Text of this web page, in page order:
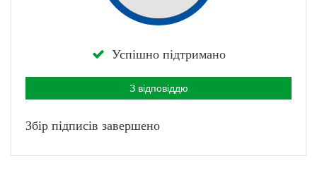
Успішно підтримано
З відповіддю
Збір підписів завершено